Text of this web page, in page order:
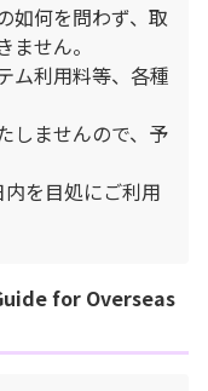
如何を問わず、取
せん。
ム利用料等、各種
しませんので、予
を目処にご利用
for Overseas